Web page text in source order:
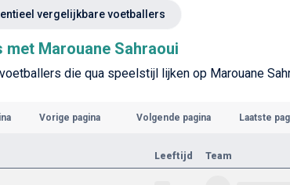
vergelijkbare voetballers
Marouane Sahraoui
die qua speelstijl lijken op Marouane
Vorige pagina Volgende pagina Laatste
Leeftijd Team